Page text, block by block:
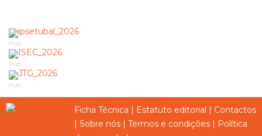
Pub
Pub
Pub
Ficha Técnica Estatuto editorial
Contactos
Sobre nós Termos e condições
Política